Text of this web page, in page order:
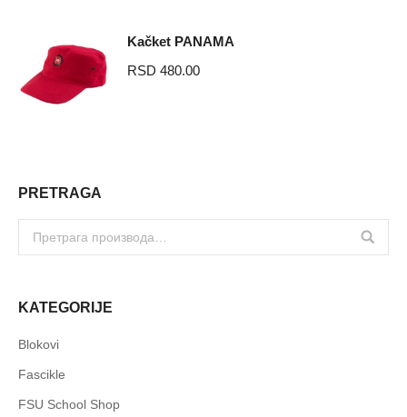
Kačket PANAMA
RSD 480.00
PRETRAGA
KATEGORIJE
Blokovi
Fascikle
FSU School Shop